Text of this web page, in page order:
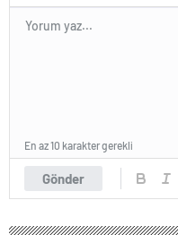
Gönder
En az 10 karakter gerekli